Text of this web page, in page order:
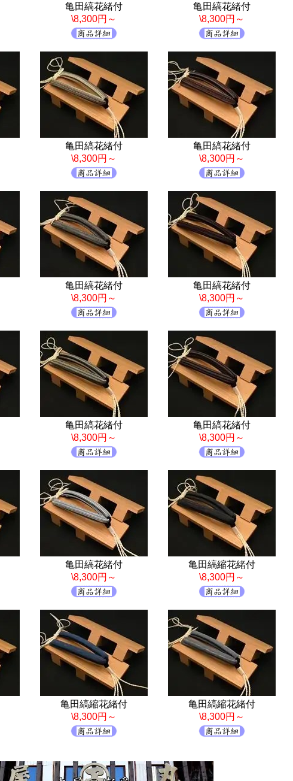
亀田縞花緒付
\8,300円～
亀田縞花緒付
\8,300円～
亀田縞花緒付
\8,300円～
亀田縞花緒付
\8,300円～
亀田縞花緒付
\8,300円～
亀田縞花緒付
\8,300円～
亀田縞花緒付
\8,300円～
亀田縞花緒付
\8,300円～
亀田縞花緒付
\8,300円～
亀田縞縮花緒付
\8,300円～
亀田縞縮花緒付
\8,300円～
亀田縞縮花緒付
\8,300円～